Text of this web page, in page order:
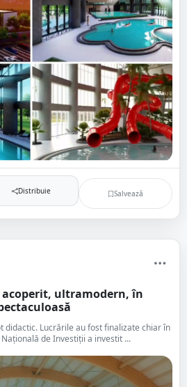
Distribuie Salvează
acoperit, ultramodern, în
didactic. Lucrările au fost finalizate chiar în
de Investiții a investit ...